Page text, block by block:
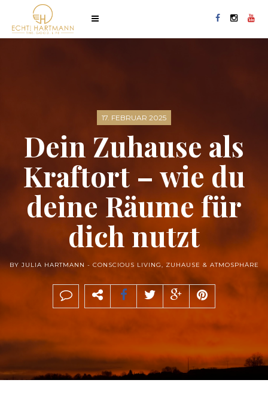
17. FEBRUAR 2025
Dein Zuhause als
Kraftort – wie du
deine Räume für
dich nutzt
BY JULIA HARTMANN - CONSCIOUS LIVING, ZUHAUSE & ATMOSPHÄRE